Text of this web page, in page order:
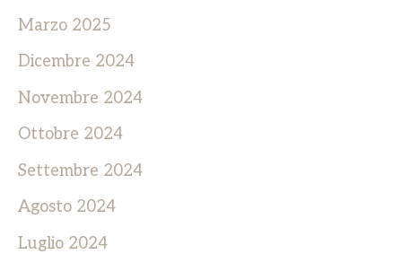
Marzo 2025
Dicembre 2024
Novembre 2024
Ottobre 2024
Settembre 2024
Agosto 2024
Luglio 2024